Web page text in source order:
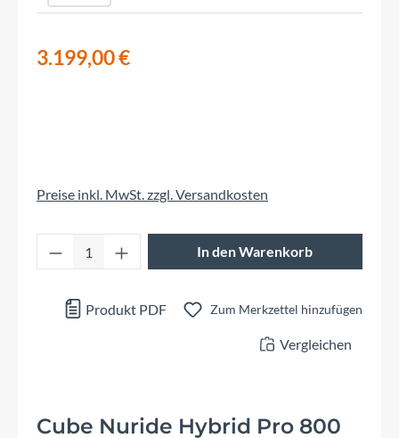
3.199,00 €
Preise inkl. MwSt. zzgl. Versandkosten
Produkt Anzahl: Gib den gewünschten
In den Warenkorb
Produkt PDF Zum Merkzettel hinzufügen
Vergleichen
Cube Nuride Hybrid Pro 800